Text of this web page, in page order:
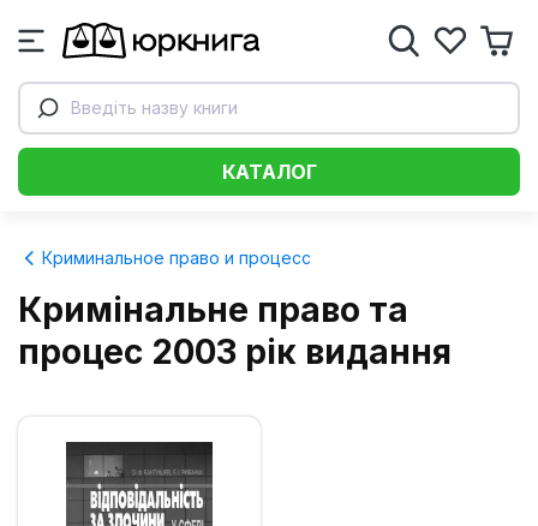
Введіть назву книги
КАТАЛОГ
Криминальное право и процесс
Кримінальне право та
процес 2003 рік видання